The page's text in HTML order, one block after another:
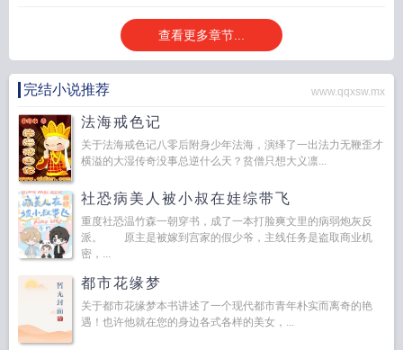
查看更多章节...
完结小说推荐 www.qqxsw.mx
法海戒色记
关于法海戒色记八零后附身少年法海，演绎了一出法力无鞭歪才
横溢的大湿传奇没事总逆什么天？贫僧只想大义凛...
社恐病美人被小叔在娃综带飞
重度社恐温竹森一朝穿书，成了一本打脸爽文里的病弱炮灰反
派。 原主是被嫁到宫家的假少爷，主线任务是盗取商业机
密，...
都市花缘梦
关于都市花缘梦本书讲述了一个现代都市青年朴实而离奇的艳
遇！也许他就在您的身边各式各样的美女，...